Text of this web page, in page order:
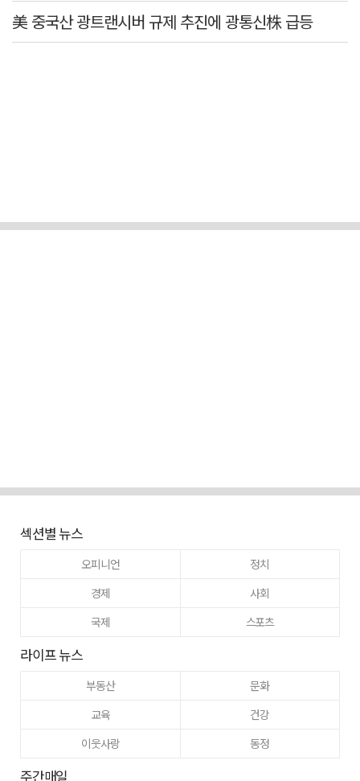
美 중국산 광트랜시버 규제 추진에 광통신株 급등
섹션별 뉴스
오피니언
정치
경제
사회
국제
스포츠
라이프 뉴스
부동산
문화
교육
건강
이웃사랑
동정
주간매일